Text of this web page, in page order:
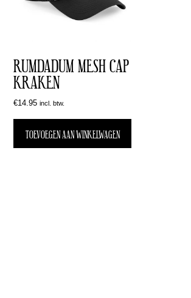
RUMDADUM MESH CAP
KRAKEN
€14.95 incl. btw.
TOEVOEGEN AAN WINKELWAGEN